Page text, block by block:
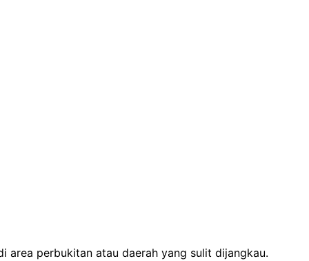
area perbukitan atau daerah yang sulit dijangkau.